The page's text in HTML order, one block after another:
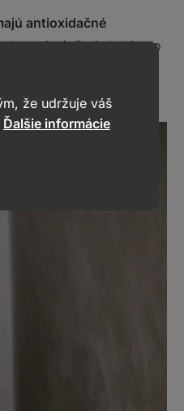
antioxidačné
. Je zrejmé, že ľudské telo
ak mu dodáme len
že udržuje váš
Ďalšie informácie